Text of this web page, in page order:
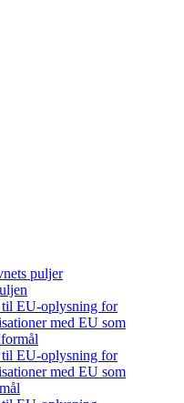
puljer
til EU-oplysning for
med EU som
til EU-oplysning for
med EU som